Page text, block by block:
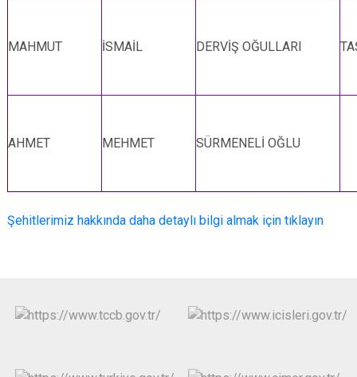
MAHMUT İSMAİL DERVİŞ OĞULLARI
AHMET MEHMET SÜRMENELİ OĞLU
Şehitlerimiz hakkında daha detaylı bilgi almak için tıklayın